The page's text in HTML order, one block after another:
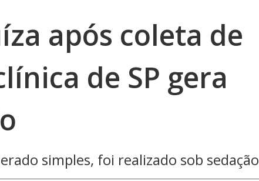
após coleta de
de SP gera
simples, foi realizado sob sedação